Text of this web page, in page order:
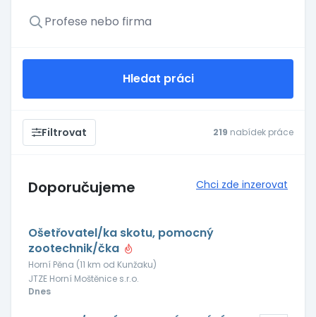
Hledat práci
Filtrovat 219 nabídek práce
Doporučujeme Chci zde inzerovat
Ošetřovatel/ka skotu, pomocný
zootechnik/čka
Horní Pěna (11 km od Kunžaku)
JTZE Horní Moštěnice s.r.o.
Dnes